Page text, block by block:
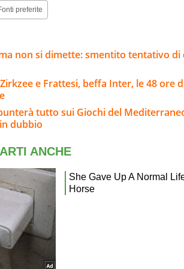
preferite
non si dimette: smentito tentativo
e Frattesi, beffa Inter, le 48 ore
tutto sui Giochi del
dubbio